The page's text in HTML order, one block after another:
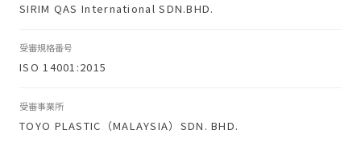
SIRIM QAS International SDN.BHD.
受審規格番号
ISO 14001:2015
受審事業所
TOYO PLASTIC（MALAYSIA）SDN. BHD.